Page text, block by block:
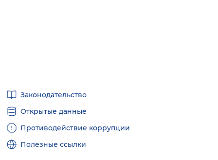
ссылкиЗаконодательство
Открытые данные
Противодействие коррупции
Полезные ссылки